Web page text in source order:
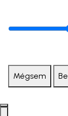
Mégsem